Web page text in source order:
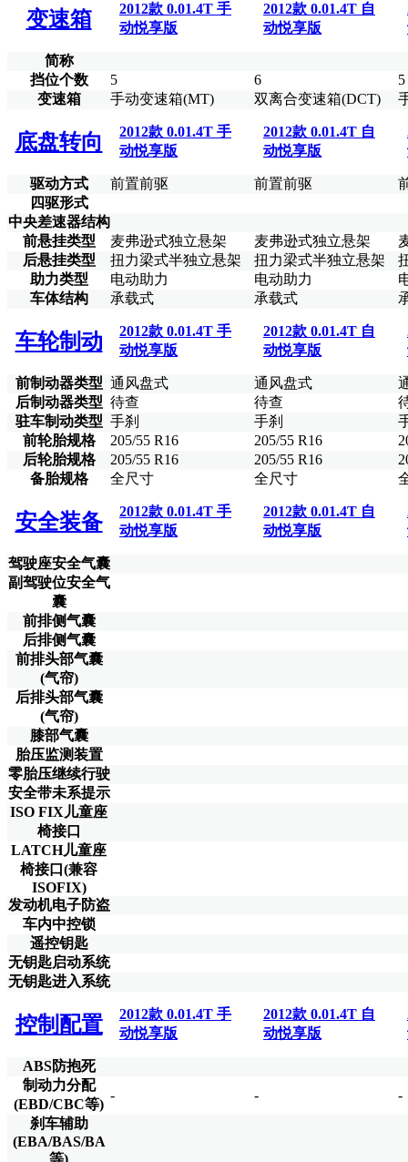
变速箱
2012款 0.01.4T 手
动悦享版
2012款 0.01.4T 自
动悦享版
简称
挡位个数
5 6
5
变速箱
手动变速箱(MT) 双离合变速箱(DCT)
底盘转向
2012款 0.01.4T 手
动悦享版
2012款 0.01.4T 自
动悦享版
驱动方式 前置前驱 前置前驱
四驱形式
中央差速器结构
前悬挂类型
麦弗逊式独立悬架 麦弗逊式独立悬架
后悬挂类型
扭力梁式半独立悬架 扭力梁式半独立悬架
助力类型
电动助力 电动助力
车体结构
承载式 承载式
车轮制动
2012款 0.01.4T 手
动悦享版
2012款 0.01.4T 自
动悦享版
前制动器类型 通风盘式 通风盘式
后制动器类型 待查 待查
驻车制动类型 手刹 手刹
前轮胎规格
205/55 R16 205/55 R16
后轮胎规格
205/55 R16 205/55 R16
备胎规格
全尺寸 全尺寸
安全装备
2012款 0.01.4T 手
动悦享版
2012款 0.01.4T 自
动悦享版
驾驶座安全气囊
副驾驶位安全气
囊
前排侧气囊
后排侧气囊
前排头部气囊
(气帘)
后排头部气囊
(气帘)
膝部气囊
胎压监测装置
零胎压继续行驶
安全带未系提示
ISO FIX儿童座
椅接口
LATCH儿童座
椅接口(兼容
ISOFIX)
发动机电子防盗
车内中控锁
遥控钥匙
无钥匙启动系统
无钥匙进入系统
控制配置
2012款 0.01.4T 手
动悦享版
2012款 0.01.4T 自
动悦享版
ABS防抱死
制动力分配
(EBD/CBC等)
- -
-
刹车辅助
(EBA/BAS/BA